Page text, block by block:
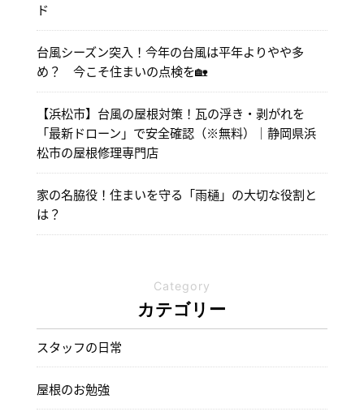
ド
台風シーズン突入！今年の台風は平年よりやや多
め？ 今こそ住まいの点検を🏡
【浜松市】台風の屋根対策！瓦の浮き・剥がれを
「最新ドローン」で安全確認（※無料）｜静岡県浜
松市の屋根修理専門店
家の名脇役！住まいを守る「雨樋」の大切な役割と
は？
Category
カテゴリー
スタッフの日常
屋根のお勉強